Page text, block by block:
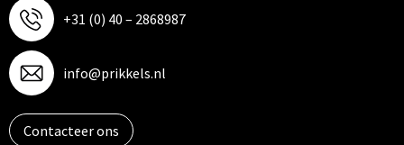
+31 (0) 40 – 2868987
info@prikkels.nl
Contacteer ons